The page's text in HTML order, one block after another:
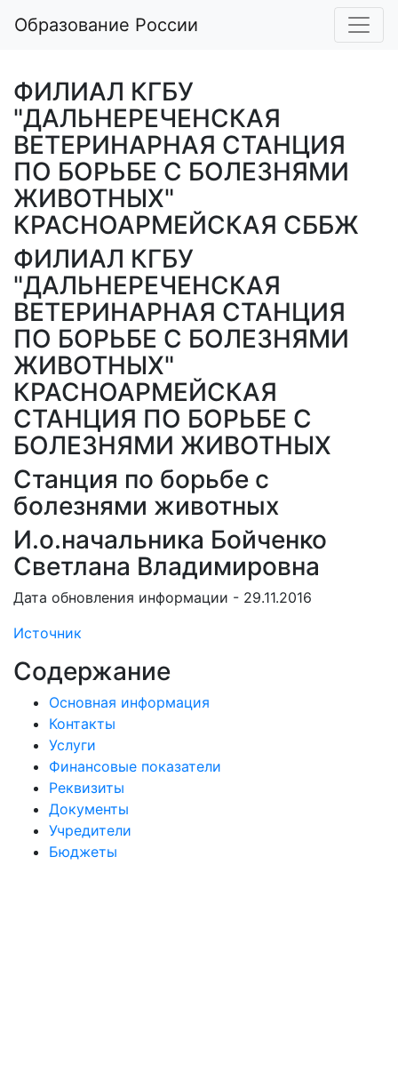
Образование России
ФИЛИАЛ КГБУ
"ДАЛЬНЕРЕЧЕНСКАЯ
ВЕТЕРИНАРНАЯ СТАНЦИЯ
ПО БОРЬБЕ С БОЛЕЗНЯМИ
ЖИВОТНЫХ"
КРАСНОАРМЕЙСКАЯ СББЖ
ФИЛИАЛ КГБУ
"ДАЛЬНЕРЕЧЕНСКАЯ
ВЕТЕРИНАРНАЯ СТАНЦИЯ
ПО БОРЬБЕ С БОЛЕЗНЯМИ
ЖИВОТНЫХ"
КРАСНОАРМЕЙСКАЯ
СТАНЦИЯ ПО БОРЬБЕ С
БОЛЕЗНЯМИ ЖИВОТНЫХ
Станция по борьбе с
болезнями животных
И.о.начальника Бойченко
Светлана Владимировна
Дата обновления информации - 29.11.2016
Источник
Содержание
Основная информация
Контакты
Услуги
Финансовые показатели
Реквизиты
Документы
Учредители
Бюджеты